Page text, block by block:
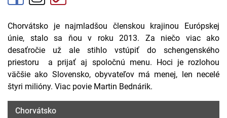
Chorvátsko je najmladšou členskou krajinou Európskej
únie, stalo sa ňou v roku 2013. Za niečo viac ako
desaťročie už ale stihlo vstúpiť do schengenského
priestoru a prijať aj spoločnú menu. Hoci je rozlohou
väčšie ako Slovensko, obyvateľov má menej, len necelé
štyri milióny. Viac povie Martin Bednárik.
Chorvátsko